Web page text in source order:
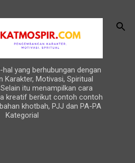
yang berhubungan dengan
Karakter, Motivasi, Spiritual
Selain itu menampilkan cara
kreatif berikut contoh contoh
khotbah, PJJ dan PA-PA
Kategorial